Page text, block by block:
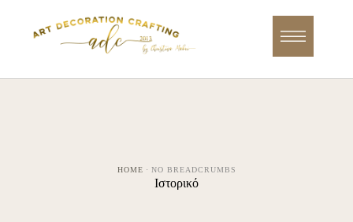
HOME · NO BREADCRUMBS
Ιστορικό